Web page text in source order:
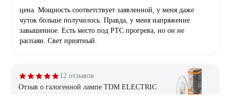
цена. Мощность соответствует заявленной, у меня даже
чуток больше получилось. Правда, у меня напряжение
завышенное. Есть место под РТС прогрева, но он не
распаян. Свет приятный.
12 отзывов
Отзыв о галогенной лампе TDM ELECTRIC